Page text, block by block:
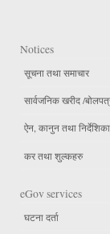
Notices
सूचना तथा समाचार
सार्वजनिक खरीद /
ऐन, कानुन तथा निर्देशिका
कर तथा शुल्कहरु
eGov services
घटना दर्ता